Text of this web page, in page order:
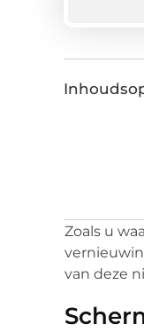
Zoals u
van deze